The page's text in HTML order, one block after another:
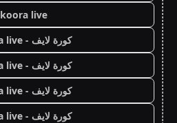
koora live
كورة لايف - koora live
كورة لايف - koora live
كورة لايف - koora live
كورة لايف - koora live